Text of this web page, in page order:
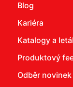
Blog
Kariéra
Katalogy a
Produktový
Odběr novinek